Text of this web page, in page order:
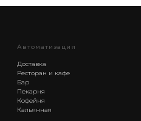
Автоматизация
Доставка
Ресторан и кафе
Бар
Пекарня
Кофейня
Кальянная